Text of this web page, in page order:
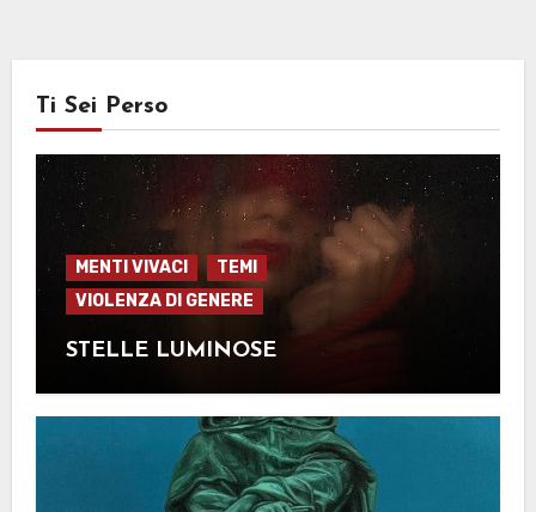
Ti Sei Perso
MENTI VIVACI
TEMI
VIOLENZA DI GENERE
STELLE LUMINOSE